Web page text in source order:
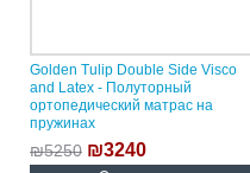
Golden Tulip Double Side Visco
and Latex - Полуторный
ортопедический матрас на
пружинах
₪5250 ₪3240